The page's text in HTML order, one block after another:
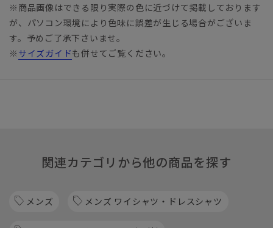
※商品画像はできる限り実際の色に近づけて掲載しております
が、パソコン環境により色味に誤差が生じる場合がございま
す。予めご了承下さいませ。
※ サイズガイドも併せてご覧ください。
関連カテゴリから他の商品を探す
メンズ メンズ ワイシャツ・ドレスシャツ